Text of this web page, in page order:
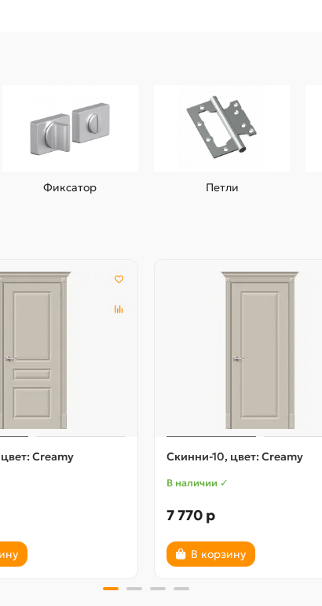
Фиксатор Петли
Creamy Скинни-10, цвет: Creamy
В наличии ✓
7 770 р
В корзину